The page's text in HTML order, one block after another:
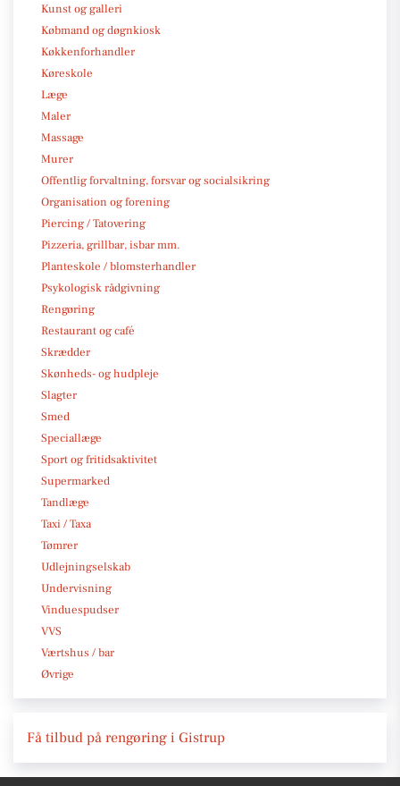
Kunst og galleri
Købmand og døgnkiosk
Køkkenforhandler
Køreskole
Læge
Maler
Massage
Murer
Offentlig forvaltning, forsvar og socialsikring
Organisation og forening
Piercing / Tatovering
Pizzeria, grillbar, isbar mm.
Planteskole / blomsterhandler
Psykologisk rådgivning
Rengøring
Restaurant og café
Skrædder
Skønheds- og hudpleje
Slagter
Smed
Speciallæge
Sport og fritidsaktivitet
Supermarked
Tandlæge
Taxi / Taxa
Tømrer
Udlejningselskab
Undervisning
Vinduespudser
VVS
Værtshus / bar
Øvrige
Få tilbud på rengøring i Gistrup